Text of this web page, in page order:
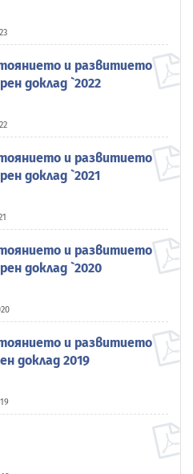
и развитието
доклад `2022
и развитието
доклад `2021
и развитието
доклад `2020
и развитието
доклад 2019